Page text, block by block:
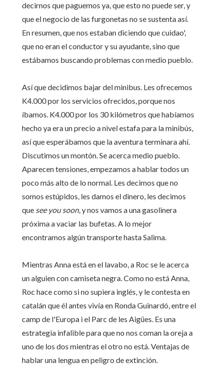
decirnos que paguemos ya, que esto no puede ser, y
que el negocio de las furgonetas no se sustenta así.
En resumen, que nos estaban diciendo que cuidao',
que no eran el conductor y su ayudante, sino que
estábamos buscando problemas con medio pueblo.
Así que decidimos bajar del minibus. Les ofrecemos
K4.000 por los servicios ofrecidos, porque nos
íbamos. K4.000 por los 30 kilómetros que habíamos
hecho ya era un precio a nivel estafa para la minibús,
así que esperábamos que la aventura terminara ahí.
Discutimos un montón. Se acerca medio pueblo.
Aparecen tensiones, empezamos a hablar todos un
poco más alto de lo normal. Les decimos que no
somos estúpidos, les damos el dinero, les decimos
que see you soon, y nos vamos a una gasolinera
próxima a vaciar las bufetas. A lo mejor
encontramos algún transporte hasta Salima.
Mientras Anna está en el lavabo, a Roc se le acerca
un alguien con camiseta negra. Como no está Anna,
Roc hace como si no supiera inglés, y le contesta en
catalán que él antes vivía en Ronda Guinardó, entre el
camp de l'Europa i el Parc de les Aigües. Es una
estrategia infalible para que no nos coman la oreja a
uno de los dos mientras el otro no está. Ventajas de
hablar una lengua en peligro de extinción.